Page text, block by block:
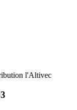
l'Altivec